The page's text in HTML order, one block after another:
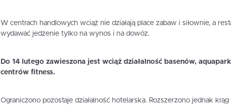
W centrach handlowych wciąż nie działają place zabaw i siłownie, a
wydawać jedzenie tylko na wynos i na dowóz.
Do 14 lutego zawieszona jest wciąż działalność basenów,
centrów fitness.
Ograniczono pozostaje działalność hotelarska. Rozszerzono jednak